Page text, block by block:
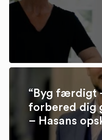
“Byg færdigt
forbered dig
– Hasans